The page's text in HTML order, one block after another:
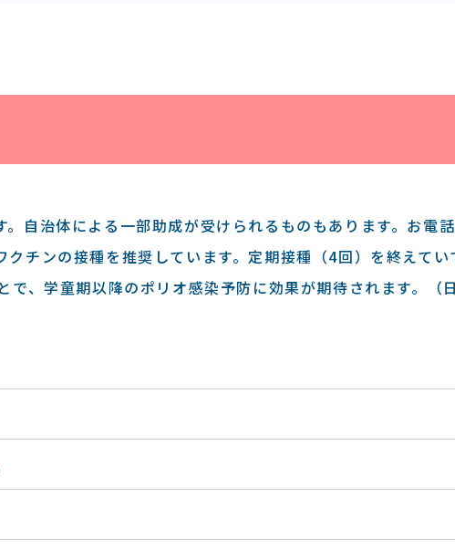
自治体による一部助成が受けられるものもあります。お電
クチンの接種を推奨しています。定期接種（4回）を終えて
で、学童期以降のポリオ感染予防に効果が期待されます。（